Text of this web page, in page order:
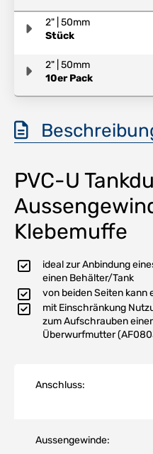
2" | 50mm
Stück
2" | 50mm
10er Pack
PVC-U
Klebemuffe
ideal zur Anbindung
einen Behälter/Tank
von beiden Seiten kann
mit Einschränkung
zum Aufschrauben
Überwurfmutter
Anschluss:
Aussengewinde: